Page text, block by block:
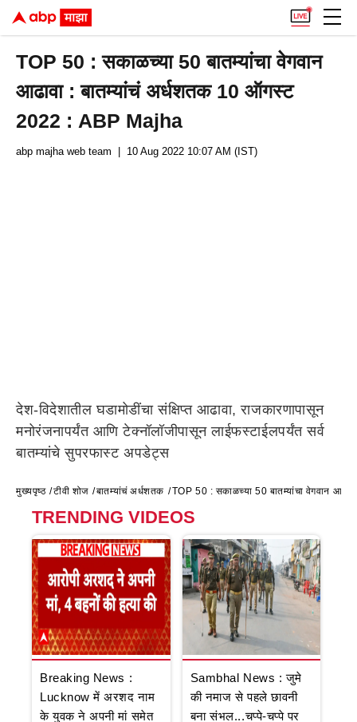
TOP 50 : सकाळच्या 50 बातम्यांचा वेगवान
आढावा : बातम्यांचं अर्धशतक 10 ऑगस्ट
2022 : ABP Majha
abp majha web team | 10 Aug 2022 10:07 AM (IST)
देश-विदेशातील घडामोडींचा संक्षिप्त आढावा, राजकारणापासून
मनोरंजनापर्यंत आणि टेक्नॉलॉजीपासून लाईफस्टाईलपर्यंत सर्व
बातम्यांचे सुपरफास्ट अपडेट्स
मुख्यपृष्ठ टीवी शोज बातम्यांचं अर्धशतक TOP 50 : सकाळच्या 50 बातम्यांचा वेगवान
TRENDING VIDEOS
Breaking News :
Lucknow में अरशद नाम
के युवक ने अपनी मां समेत
Sambhal News : जुमे
की नमाज से पहले छावनी
बना संभल...चप्पे-चप्पे पर